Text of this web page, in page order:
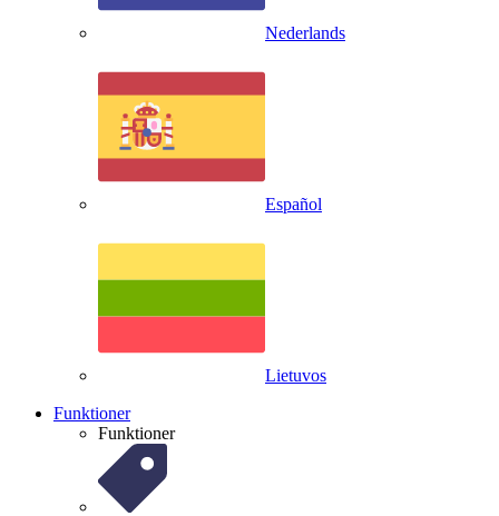
Nederlands
Español
Lietuvos
Funktioner
Funktioner